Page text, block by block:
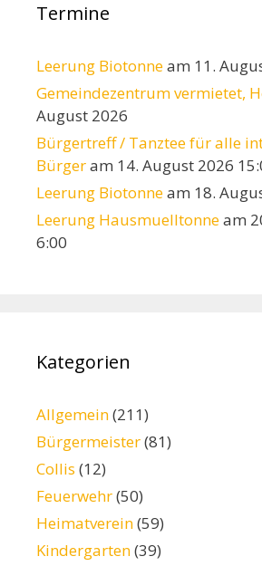
Termine
Leerung Biotonneam 11.
Gemeindezentrum vermietet,
August 2026
Bürgertreff / Tanztee für alle
Bürgeram 14. August 2026
Leerung Biotonneam 18.
Leerung Hausmuelltonneam
6:00
Kategorien
Allgemein(211)
Bürgermeister(81)
Collis (12)
Feuerwehr(50)
Heimatverein(59)
Kindergarten(39)